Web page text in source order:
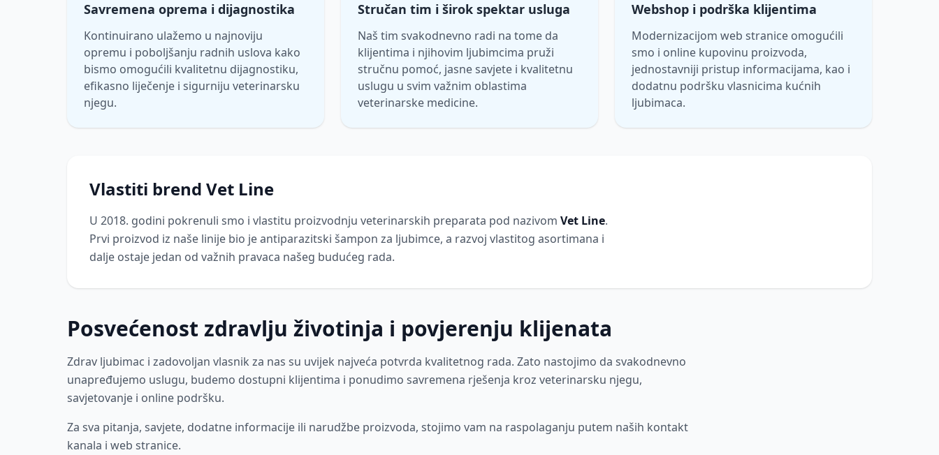
Savremena oprema i dijagnostika
Kontinuirano ulažemo u najnoviju
opremu i poboljšanju radnih uslova kako
bismo omogućili kvalitetnu dijagnostiku,
efikasno liječenje i sigurniju veterinarsku
njegu.
Stručan tim i širok spektar usluga
Naš tim svakodnevno radi na tome da
klijentima i njihovim ljubimcima pruži
stručnu pomoć, jasne savjete i kvalitetnu
uslugu u svim važnim oblastima
veterinarske medicine.
Webshop i podrška klijentima
Modernizacijom web stranice omogućili
smo i online kupovinu proizvoda,
jednostavniji pristup informacijama, kao i
dodatnu podršku vlasnicima kućnih
ljubimaca.
Vlastiti brend Vet Line
U 2018. godini pokrenuli smo i vlastitu proizvodnju veterinarskih preparata pod nazivom Vet Line.
Prvi proizvod iz naše linije bio je antiparazitski šampon za ljubimce, a razvoj vlastitog asortimana i
dalje ostaje jedan od važnih pravaca našeg budućeg rada.
Posvećenost zdravlju životinja i povjerenju klijenata
Zdrav ljubimac i zadovoljan vlasnik za nas su uvijek najveća potvrda kvalitetnog rada. Zato nastojimo da svakodnevno
unapređujemo uslugu, budemo dostupni klijentima i ponudimo savremena rješenja kroz veterinarsku njegu,
savjetovanje i online podršku.
Za sva pitanja, savjete, dodatne informacije ili narudžbe proizvoda, stojimo vam na raspolaganju putem naših kontakt
kanala i web stranice.